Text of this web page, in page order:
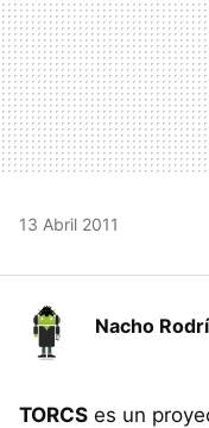
13 Abril 2011
Nacho
TORCS es un